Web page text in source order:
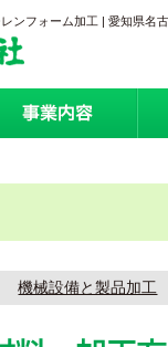
ンフォーム加工 | 愛知県名
機械設備と製品加工